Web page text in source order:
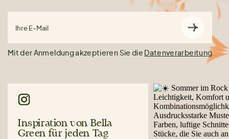
Ihre E-Mail
Mit der Anmeldung akzeptieren Sie die Datenverarbeitung.
Inspiration von Bella
Green für jeden Tag